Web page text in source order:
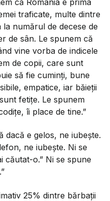
traficate, multe dintre
numărul de decese de
de sân. Le spunem că
vine vorba de indicele
de copii, care sunt
să fie cuminți, bune
empatice, iar băieții
fetițe. Le spunem
îi place de tine.”
dacă e gelos, ne iubește.
ne iubește. Ni se
căutat-o.” Ni se spune
25% dintre bărbații